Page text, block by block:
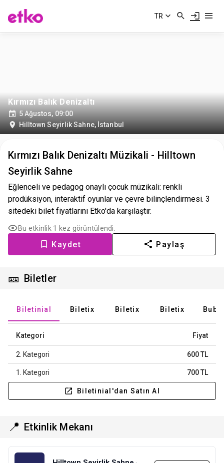
TR
Kırmızı Balık Denizaltı
5 Ağustos, 09:00
Hilltown Seyirlik Sahne, İstanbul
Kırmızı Balık Denizaltı Müzikali - Hilltown
Seyirlik Sahne
Eğlenceli ve pedagog onaylı çocuk müzikali: renkli
prodüksiyon, interaktif oyunlar ve çevre bilinçlendirmesi. 3
sitedeki bilet fiyatlarını Etko'da karşılaştır.
Bu etkinlik 1 kez görüntülendi.
Kaydet Paylaş
🎫 Biletler
Biletinial Biletix Biletix Biletix
Kategori Fiyat
2. Kategori 600 TL
1. Kategori 700 TL
Biletinial'dan Satın Al
📍 Etkinlik Mekanı